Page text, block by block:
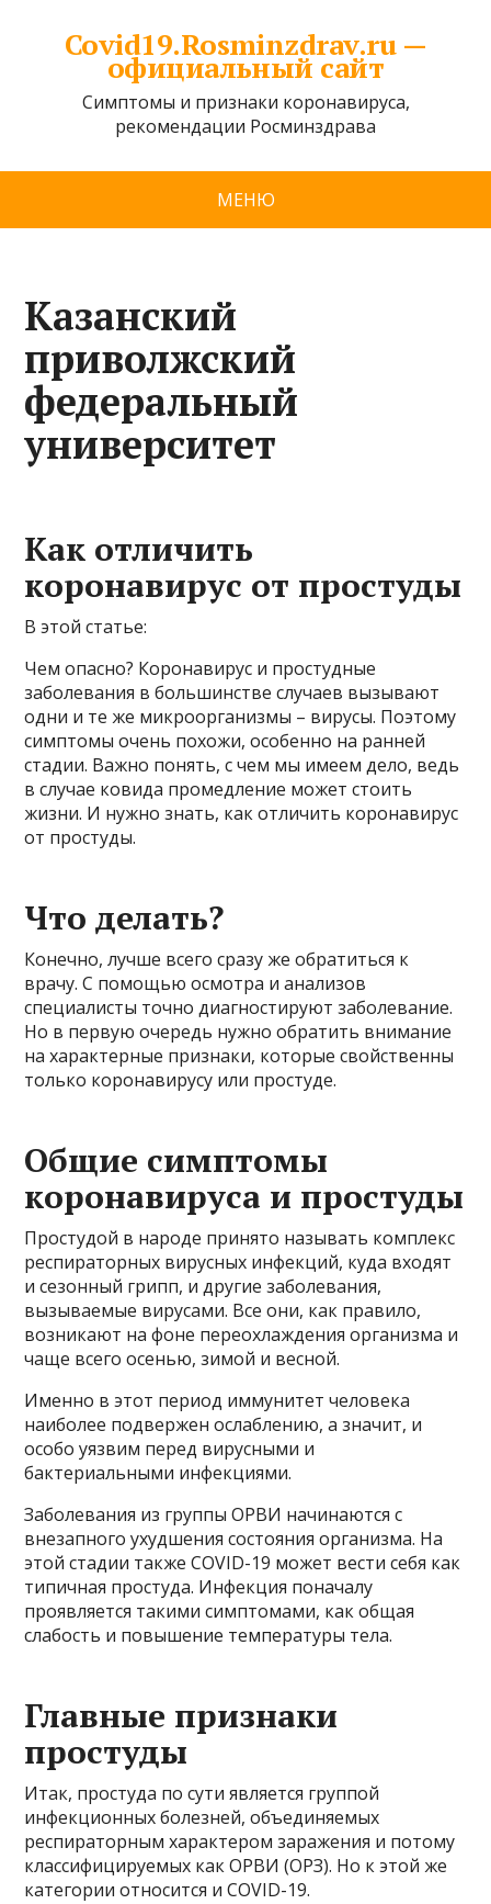
Covid19.Rosminzdrav.ru —
официальный сайт
Симптомы и признаки коронавируса,
рекомендации Росминздрава
МЕНЮ
Казанский
приволжский
федеральный
университет
Как отличить
коронавирус от простуды
В этой статье:
Чем опасно? Коронавирус и простудные
заболевания в большинстве случаев вызывают
одни и те же микроорганизмы – вирусы. Поэтому
симптомы очень похожи, особенно на ранней
стадии. Важно понять, с чем мы имеем дело, ведь
в случае ковида промедление может стоить
жизни. И нужно знать, как отличить коронавирус
от простуды.
Что делать?
Конечно, лучше всего сразу же обратиться к
врачу. С помощью осмотра и анализов
специалисты точно диагностируют заболевание.
Но в первую очередь нужно обратить внимание
на характерные признаки, которые свойственны
только коронавирусу или простуде.
Общие симптомы
коронавируса и простуды
Простудой в народе принято называть комплекс
респираторных вирусных инфекций, куда входят
и сезонный грипп, и другие заболевания,
вызываемые вирусами. Все они, как правило,
возникают на фоне переохлаждения организма и
чаще всего осенью, зимой и весной.
Именно в этот период иммунитет человека
наиболее подвержен ослаблению, а значит, и
особо уязвим перед вирусными и
бактериальными инфекциями.
Заболевания из группы ОРВИ начинаются с
внезапного ухудшения состояния организма. На
этой стадии также COVID-19 может вести себя как
типичная простуда. Инфекция поначалу
проявляется такими симптомами, как общая
слабость и повышение температуры тела.
Главные признаки
простуды
Итак, простуда по сути является группой
инфекционных болезней, объединяемых
респираторным характером заражения и потому
классифицируемых как ОРВИ (ОРЗ). Но к этой же
категории относится и COVID-19.